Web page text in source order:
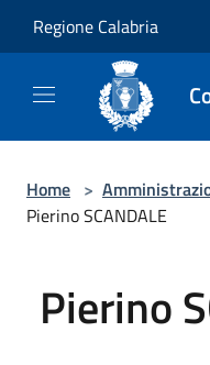
Regione Calabria
Home >
Pierino SCANDALE
Pierino